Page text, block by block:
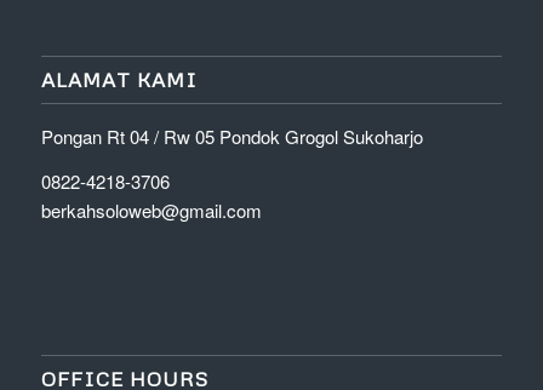
ALAMAT KAMI
Pongan Rt 04 / Rw 05 Pondok Grogol Sukoharjo
0822-4218-3706
berkahsoloweb@gmail.com
OFFICE HOURS